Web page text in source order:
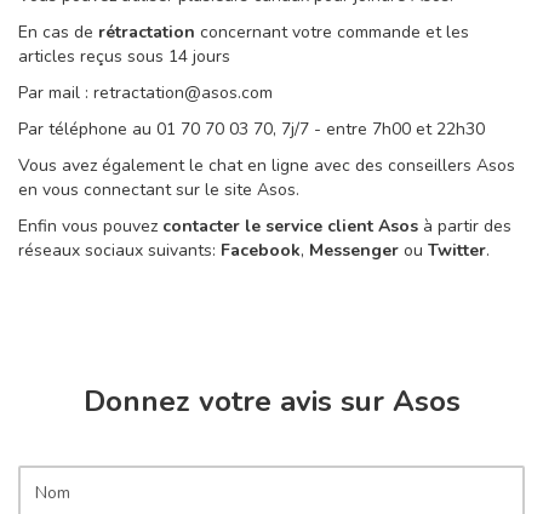
En cas de rétractation concernant votre commande et les
articles reçus sous 14 jours
Par mail : retractation@asos.com
Par téléphone au 01 70 70 03 70, 7j/7 - entre 7h00 et 22h30
Vous avez également le chat en ligne avec des conseillers Asos
en vous connectant sur le site Asos.
Enfin vous pouvez contacter le service client Asos à partir des
réseaux sociaux suivants: Facebook, Messenger ou Twitter.
Donnez votre avis sur Asos